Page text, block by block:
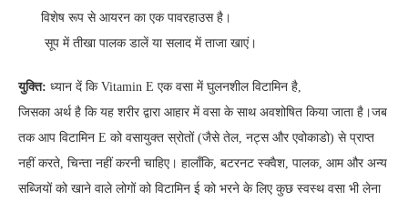
विशेष रूप से आयरन का एक पावरहाउस है।
सूप में तीखा पालक डालें या सलाद में ताजा खाएं।
युक्ति: ध्यान दें कि Vitamin E एक वसा में घुलनशील विटामिन है,
जिसका अर्थ है कि यह शरीर द्वारा आहार में वसा के साथ अवशोषित किया जाता है।जब
तक आप विटामिन E को वसायुक्त स्रोतों (जैसे तेल, नट्स और एवोकाडो) से प्राप्त
नहीं करते, चिन्ता नहीं करनी चाहिए। हालाँकि, बटरनट स्क्वैश, पालक, आम और अन्य
सब्जियों को खाने वाले लोगों को विटामिन ई को भरने के लिए कुछ स्वस्थ वसा भी लेना